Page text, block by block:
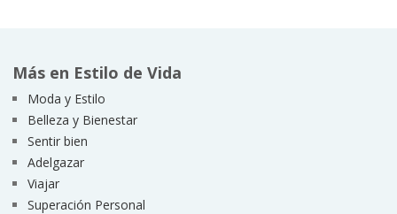
Más en Estilo de Vida
Moda y Estilo
Belleza y Bienestar
Sentir bien
Adelgazar
Viajar
Superación Personal